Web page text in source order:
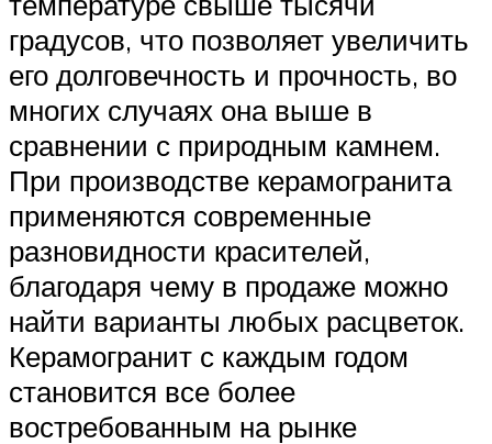
градусов, что позволяет увеличить
его долговечность и прочность, во
многих случаях она выше в
сравнении с природным камнем.
При производстве керамогранита
применяются современные
разновидности красителей,
благодаря чему в продаже можно
найти варианты любых расцветок.
Керамогранит с каждым годом
становится все более
востребованным на рынке